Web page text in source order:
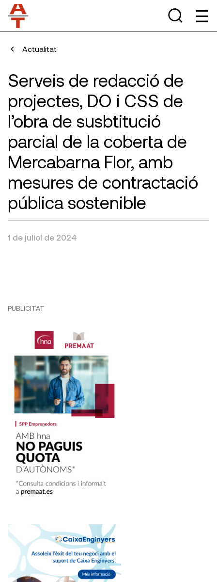
Actualitat
Serveis de redacció de
projectes, DO i CSS de
l’obra de susbtitució
parcial de la coberta de
Mercabarna Flor, amb
mesures de contractació
pública sostenible
1 de juliol de 2024
PUBLICITAT